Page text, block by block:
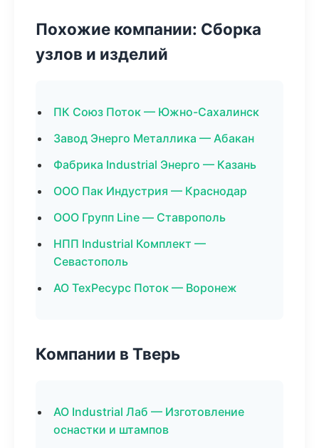
Похожие компании: Сборка
узлов и изделий
ПК Союз Поток — Южно-Сахалинск
Завод Энерго Металлика — Абакан
Фабрика Industrial Энерго — Казань
ООО Пак Индустрия — Краснодар
ООО Групп Line — Ставрополь
НПП Industrial Комплект —
Севастополь
АО ТехРесурс Поток — Воронеж
Компании в Тверь
АО Industrial Лаб — Изготовление
оснастки и штампов